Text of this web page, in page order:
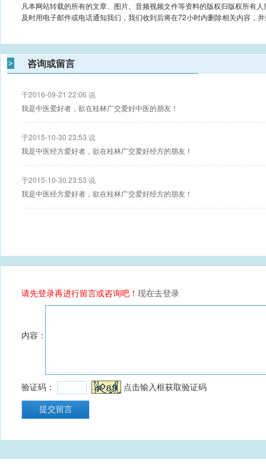
凡本网站转载的所有的文章、图片、音频视频文件等资料的版权归版权所有
及时用电子邮件或电话通知我们，我们收到后将在72小时内删除相关内容，